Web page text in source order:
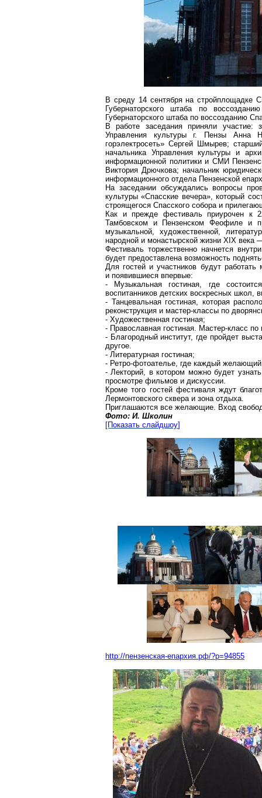
В среду 14 сентября на стройплощадке
Губернаторского штаба по
Губернаторского штаба по воссозданию
В работе заседания приняли участие:
Управления культуры г. Пензы Анна
горэлектросеть» Сергей Шмырев;
начальника Управления культуры и
информационной политики и СМИ
Виктория Дрючкова; начальник
информационного отдела Пензенской
На заседании обсуждались вопросы
культуры «Спасские вечера», который
строящегося Спасского собора и
Как и прежде фестиваль приурочен к
Тамбовском и Пензенском Феофиле и
музыкальной, художественной,
народной и монастырской жизни XIX века
Фестиваль торжественно начнется
будет предоставлена возможность
Для гостей и участников будут
и появившиеся впервые:
- Музыкальная гостиная, где
воспитанников детских воскресных школ,
- Танцевальная гостиная, которая
реконструкция и мастер-классы по
- Художественная гостиная;
- Православная гостиная. Мастер-класс
- Благородный институт, где пройдет
другое.
- Литературная гостиная;
- Ретро-фотоателье, где каждый
- Лекторий, в котором можно будет
просмотре фильмов и дискуссии.
Кроме того гостей фестиваля ждут
Лермонтовского сквера и зона отдыха.
Приглашаются все желающие. Вход
Фото: И. Школин
[Показать слайдшоу]
http://пензенская-епархия.рф/?p=94855